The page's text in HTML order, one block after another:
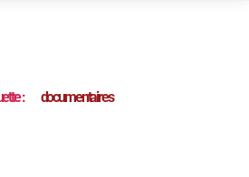
: documentaires